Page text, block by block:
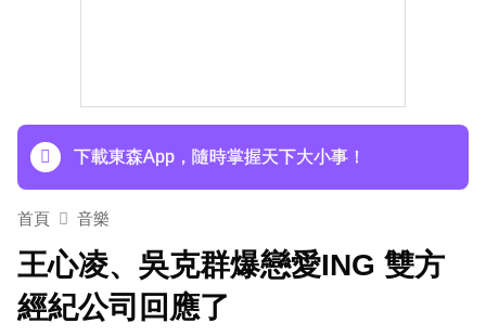
下載東森App，隨時掌握天下大小事！
首頁 音樂
王心凌、吳克群爆戀愛ING 雙方
經紀公司回應了